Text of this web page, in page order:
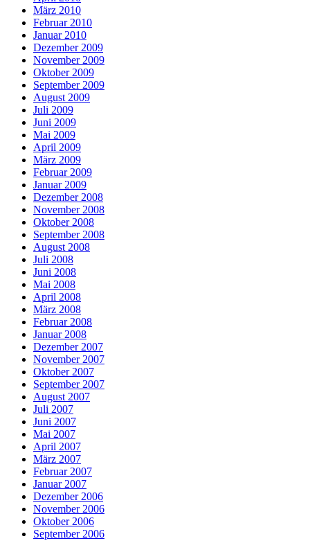
März 2010
Februar 2010
Januar 2010
Dezember 2009
November 2009
Oktober 2009
September 2009
August 2009
Juli 2009
Juni 2009
Mai 2009
April 2009
März 2009
Februar 2009
Januar 2009
Dezember 2008
November 2008
Oktober 2008
September 2008
August 2008
Juli 2008
Juni 2008
Mai 2008
April 2008
März 2008
Februar 2008
Januar 2008
Dezember 2007
November 2007
Oktober 2007
September 2007
August 2007
Juli 2007
Juni 2007
Mai 2007
April 2007
März 2007
Februar 2007
Januar 2007
Dezember 2006
November 2006
Oktober 2006
September 2006